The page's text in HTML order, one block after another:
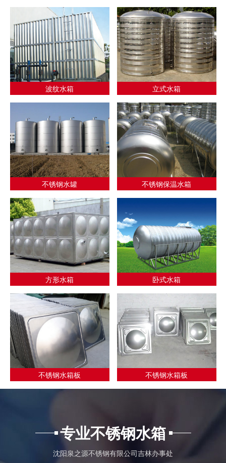
波纹水箱 立式水箱
不锈钢水罐 不锈钢保温水箱
方形水箱 卧式水箱
不锈钢水箱板 不锈钢水箱板
专业不锈钢水箱
沈阳泉之源不锈钢有限公司吉林办事处